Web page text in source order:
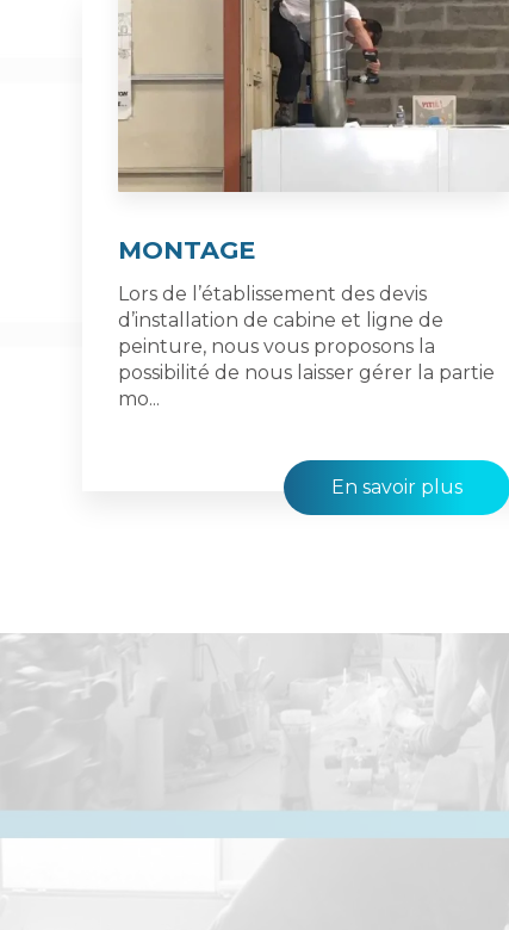
MONTAGE
Lors de l’établissement des devis
d’installation de cabine et ligne de
peinture, nous vous proposons la
possibilité de nous laisser gérer la partie
mo...
En savoir plus